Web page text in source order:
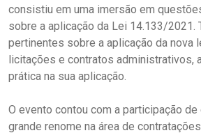
consistiu em uma imersão em
sobre a aplicação da Lei 14.133/2021.
pertinentes sobre a aplicação da nova
licitações e contratos administrativos,
prática na sua aplicação.
O evento contou com a participação
grande renome na área de